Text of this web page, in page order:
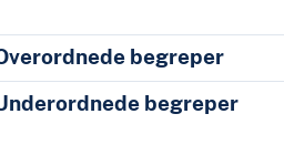
begreper
begreper